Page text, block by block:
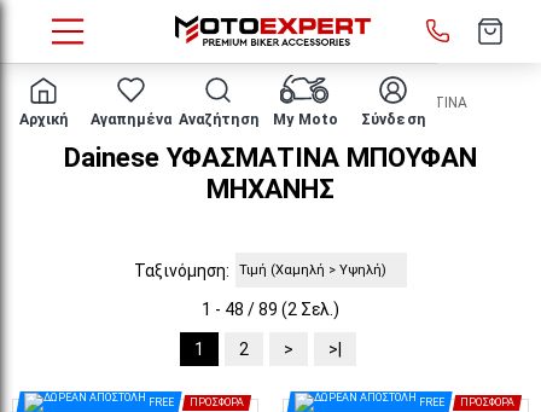
Αρχική Αγαπημένα Αναζήτηση My Moto Σύνδεση
ΕΝΔΥΣΗ ΑΝΑΒΑΤΗ ΜΠΟΥΦΑΝ ΥΦΑΣΜΑΤΙΝΑ
Dainese ΥΦΑΣΜΑΤΙΝΑ ΜΠΟΥΦΑΝ
ΜΗΧΑΝΗΣ
Ταξινόμηση:
1 - 48 / 89 (2 Σελ.)
1 2 > >|
FREE ΠΡΟΣΦΟΡΆ FREE ΠΡΟΣΦΟΡΆ